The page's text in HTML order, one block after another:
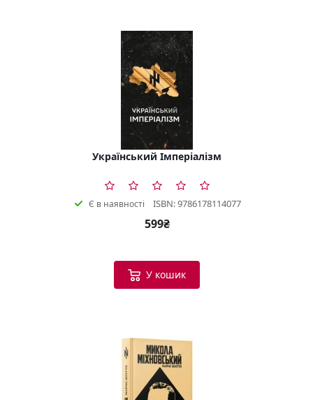
Український Імперіалізм
Є в наявності ISBN: 9786178114077
599₴
У кошик